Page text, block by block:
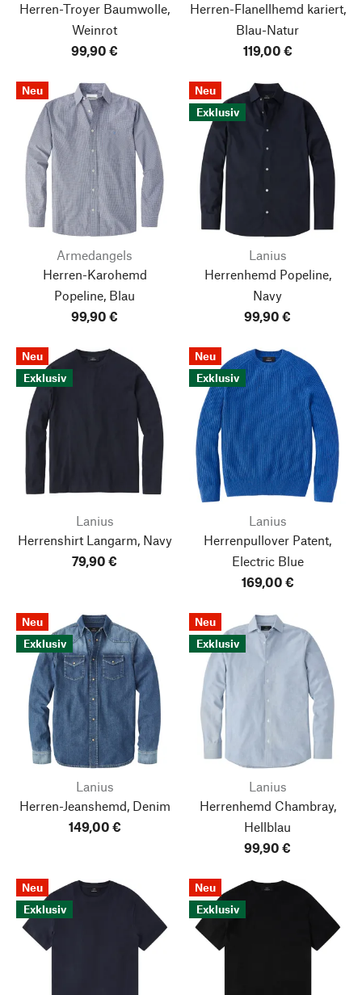
Herren-Troyer Baumwolle,
Weinrot
99,90 €
Herren-Flanellhemd kariert,
Blau-Natur
119,00 €
Neu
Armedangels
Herren-Karohemd
Popeline, Blau
99,90 €
Neu
Exklusiv
Lanius
Herrenhemd Popeline,
Navy
99,90 €
Neu
Exklusiv
Lanius
Herrenshirt Langarm, Navy
79,90 €
Neu
Exklusiv
Lanius
Herrenpullover Patent,
Electric Blue
169,00 €
Neu
Exklusiv
Lanius
Herren-Jeanshemd, Denim
149,00 €
Neu
Exklusiv
Lanius
Herrenhemd Chambray,
Hellblau
99,90 €
Neu
Exklusiv
Neu
Exklusiv